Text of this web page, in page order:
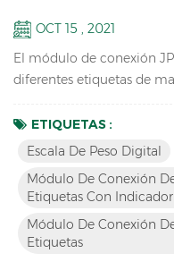
OCT 15 , 2021
El módulo de conexión
diferentes etiquetas de
digital , Pad de Android e
inalámbrico, por lo que
operación tradicional,
ETIQUETAS :
Escala De Peso Digital
Módulo De Conexión
Etiquetas Con
Módulo De Conexión
Etiquetas